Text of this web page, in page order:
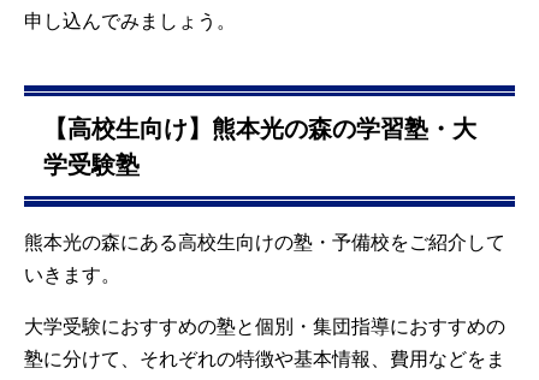
申し込んでみましょう。
【高校生向け】熊本光の森の学習塾・大
学受験塾
熊本光の森にある高校生向けの塾・予備校をご紹介して
いきます。
大学受験におすすめの塾と個別・集団指導におすすめの
塾に分けて、それぞれの特徴や基本情報、費用などをま